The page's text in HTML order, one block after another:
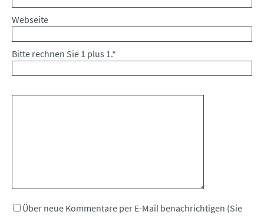
Webseite
Bitte rechnen Sie 1 plus 1.*
Über neue Kommentare per E-Mail benachrichtigen (Sie